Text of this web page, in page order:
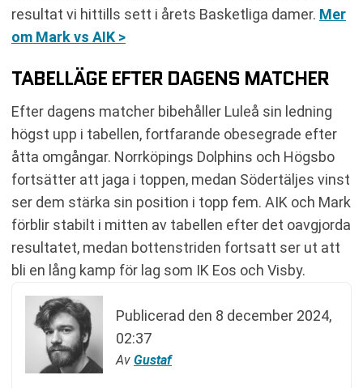
resultat vi hittills sett i årets Basketliga damer. Mer
om Mark vs AIK >
TABELLÄGE EFTER DAGENS MATCHER
Efter dagens matcher bibehåller Luleå sin ledning
högst upp i tabellen, fortfarande obesegrade efter
åtta omgångar. Norrköpings Dolphins och Högsbo
fortsätter att jaga i toppen, medan Södertäljes vinst
ser dem stärka sin position i topp fem. AIK och Mark
förblir stabilt i mitten av tabellen efter det oavgjorda
resultatet, medan bottenstriden fortsatt ser ut att
bli en lång kamp för lag som IK Eos och Visby.
Publicerad den 8 december 2024,
02:37
Av Gustaf